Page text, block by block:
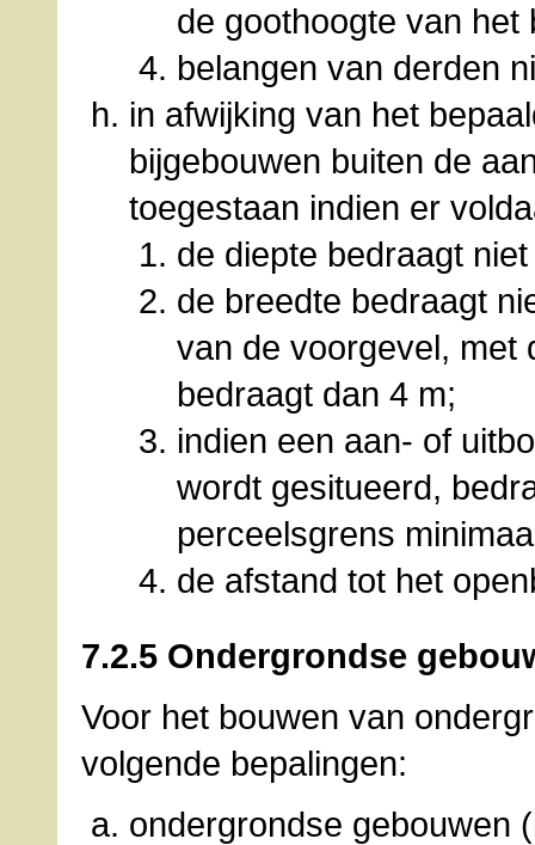
de goothoogte van het
belangen van derden
in afwijking van het
bijgebouwen buiten de
toegestaan indien er
de diepte bedraagt
de breedte bedraagt
van de voorgevel, met
bedraagt dan 4 m;
indien een aan- of
wordt gesitueerd,
perceelsgrens
de afstand tot het
7.2.5 Ondergrondse
Voor het bouwen van
volgende bepalingen:
ondergrondse gebouwen